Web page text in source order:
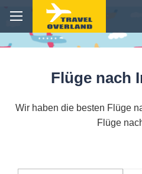
Flüge nach
Wir haben die besten Flüge
Flüge